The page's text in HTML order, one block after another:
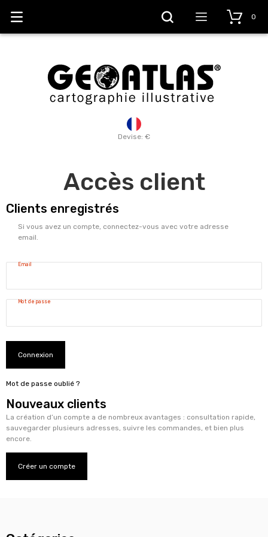
Devise: €
0
Accès client
Clients enregistrés
Si vous avez un compte, connectez-vous avec votre adresse
email.
Email
Mot de passe
Connexion
Mot de passe oublié ?
Nouveaux clients
La création d’un compte a de nombreux avantages : consultation rapide,
sauvegarder plusieurs adresses, suivre les commandes, et bien plus
encore.
Créer un compte